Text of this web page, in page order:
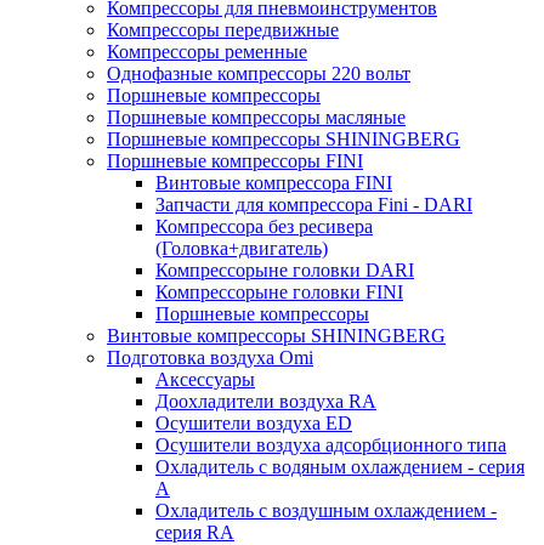
Компрессоры для пневмоинструментов
Компрессоры передвижные
Компрессоры ременные
Однофазные компрессоры 220 вольт
Поршневые компрессоры
Поршневые компрессоры масляные
Поршневые компрессоры SHININGBERG
Поршневые компрессоры FINI
Винтовые компрессора FINI
Запчасти для компрессора Fini - DARI
Компрессора без ресивера
(Головка+двигатель)
Компрессорыне головки DARI
Компрессорыне головки FINI
Поршневые компрессоры
Винтовые компрессоры SHININGBERG
Подготовка воздуха Omi
Аксессуары
Доохладители воздуха RA
Осушители воздуха ED
Осушители воздуха адсорбционного типа
Охладитель с водяным охлаждением - серия
A
Охладитель с воздушным охлаждением -
серия RA